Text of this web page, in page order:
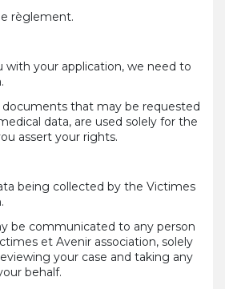
règlement.
with your application, we need to
documents that may be requested
data, are used solely for the
assert your rights.
being collected by the Victimes
be communicated to any person
et Avenir association, solely
your case and taking any
behalf.